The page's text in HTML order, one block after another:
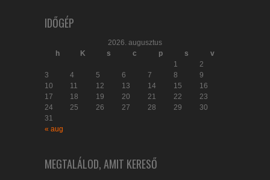
IDŐGÉP
2026. augusztus
h
K s c p s
v
1
2
3
4 5 6 7 8
9
10
11 12 13 14 15
16
17
18 19 20 21 22
23
24
25 26 27 28 29
30
31
« aug
MEGTALÁLOD, AMIT KERESŐ